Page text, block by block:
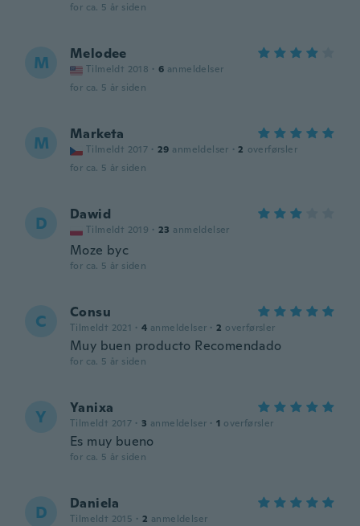
for ca. 5 år siden
M Melodee
Tilmeldt 2018 · 6 anmeldelser
for ca. 5 år siden
M Marketa
Tilmeldt 2017 · 29 anmeldelser · 2 overførsler
for ca. 5 år siden
D Dawid
Tilmeldt 2019 · 23 anmeldelser
Moze byc
for ca. 5 år siden
C Consu
Tilmeldt 2021 · 4 anmeldelser · 2 overførsler
Muy buen producto Recomendado
for ca. 5 år siden
Y Yanixa
Tilmeldt 2017 · 3 anmeldelser · 1 overførsler
Es muy bueno
for ca. 5 år siden
D Daniela
Tilmeldt 2015 · 2 anmeldelser